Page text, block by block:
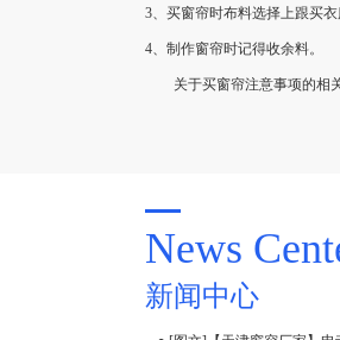
3、买窗帘时布料选择上跟买
4、制作窗帘时记得收余料。
关于买窗帘注意事项的相关
News
新闻中心